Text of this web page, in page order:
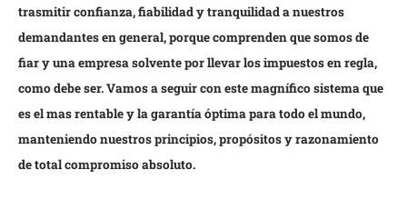
trasmitir confianza, fiabilidad y tranquilidad a nuestros
demandantes en general, porque comprenden que somos de
fiar y una empresa solvente por llevar los impuestos en regla,
como debe ser. Vamos a seguir con este magnífico sistema que
es el mas rentable y la garantía óptima para todo el mundo,
manteniendo nuestros principios, propósitos y razonamiento
de total compromiso absoluto.